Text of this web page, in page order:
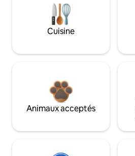
Cuisine
Animaux acceptés